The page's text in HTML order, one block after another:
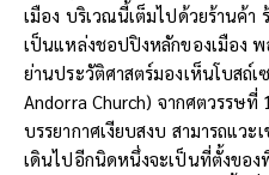
เมือง บริเวณนี้เต็มไปด้วยร้านค้า
เป็นแหล่งชอปปิงหลักของเมือง พ
ย่านประวัติศาสตร์มองเห็นโบสถ์
Andorra Church) จากศตวรรษที่
บรรยากาศเงียบสงบ สามารถแว
เดินไปอีกนิดหนึ่งจะเป็นที่ตั้งขอ